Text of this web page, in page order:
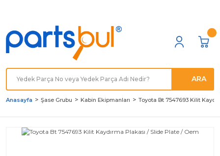
ARA
Anasayfa Şase Grubu Kabin Ekipmanları Toyota Bt 7547693 Kilit